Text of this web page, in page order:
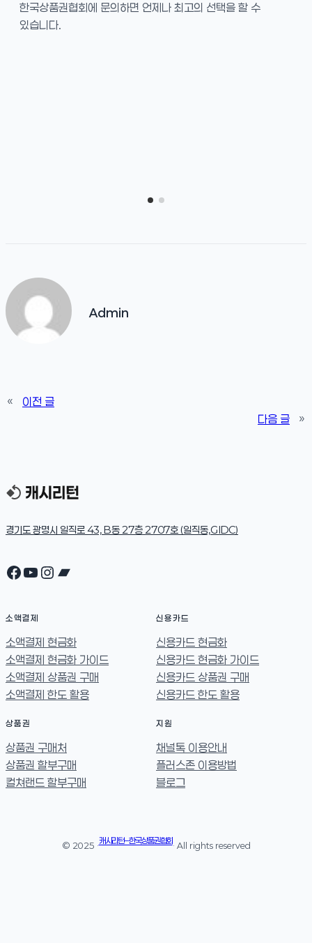
한국상품권협회에 문의하면 언제나 최고의 선택을 할 수
있습니다.
Admin
«
이전 글
다음 글
»
경기도 광명시 일직로 43, B동 27층 2707호 (일직동,GIDC)
Facebook
YouTube
Instagram
Bandcamp
소액결제
소액결제 현금화
소액결제 현금화 가이드
소액결제 상품권 구매
소액결제 한도 활용
신용카드
신용카드 현금화
신용카드 현금화 가이드
신용카드 상품권 구매
신용카드 한도 활용
상품권
상품권 구매처
상품권 할부구매
컬쳐랜드 할부구매
지원
채널톡 이용안내
플러스존 이용방법
블로그
© 2025 ·
캐시리턴 – 한국상품권협회
· All rights reserved